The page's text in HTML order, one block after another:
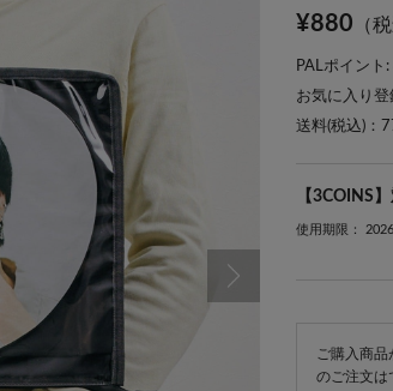
¥880 （
PALポイント:
お気に入り登
送料(税込)：
【3COINS
使用期限：
ご購入商
のご注文は